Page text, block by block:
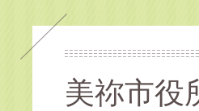
美祢市役